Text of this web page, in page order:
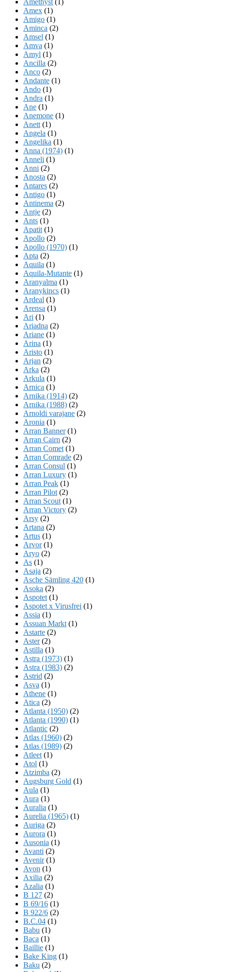
Amex (1)
Amigo (1)
Aminca (2)
Amsel (1)
Amva (1)
Amyl (1)
Ancilla (2)
Anco (2)
Andante (1)
Ando (1)
Andra (1)
Ane (1)
Anemone (1)
Anett (1)
Angela (1)
Angelika (1)
Anna (1974) (1)
Anneli (1)
Anni (2)
Anosta (2)
Antares (2)
Antigo (1)
Antinema (2)
Antje (2)
Ants (1)
Apatit (1)
Apollo (2)
Apollo (1970) (1)
Apta (2)
Aquila (1)
Aquila-Mutante (1)
Aranyalma (1)
Aranykincs (1)
Ardeal (1)
Arensa (1)
Ari (1)
Ariadna (2)
Ariane (1)
Arina (1)
Aristo (1)
Arjan (2)
Arka (2)
Arkula (1)
Arnica (1)
Arnika (1914) (2)
Arnika (1988) (2)
Arnoldi varajane (2)
Aronia (1)
Arran Banner(1)
Arran Cairn (2)
Arran Comet (1)
Arran Comrade (2)
Arran Consul (1)
Arran Luxury (1)
Arran Peak (1)
Arran Pilot (2)
Arran Scout (1)
Arran Victory (2)
Arsy (2)
Artana (2)
Artus (1)
Arvor(1)
Aryo (2)
As (1)
Asaja (2)
Asche Sämling 420 (1)
Asoka (2)
Aspotet (1)
Aspotet x Virusfrei (1)
Assia (1)
Assuan Markt (1)
Astarte (2)
Aster(2)
Astilla (1)
Astra (1973) (1)
Astra (1983) (2)
Astrid (2)
Asva (1)
Athene (1)
Atica (2)
Atlanta (1950) (2)
Atlanta (1990) (1)
Atlantic (2)
Atlas (1960) (2)
Atlas (1989) (2)
Atleet (1)
Atol (1)
Atzimba (2)
Augsburg Gold (1)
Aula (1)
Aura (1)
Auralia (1)
Aurelia (1965) (1)
Auriga (2)
Aurora (1)
Ausonia (1)
Avanti (2)
Avenir(1)
Avon (1)
Axilia (2)
Azalia (1)
B 127 (2)
B 69/16 (1)
B 922/6 (2)
B.C.04 (1)
Babu (1)
Baca (1)
Baillie (1)
Bake King (1)
Baku (2)